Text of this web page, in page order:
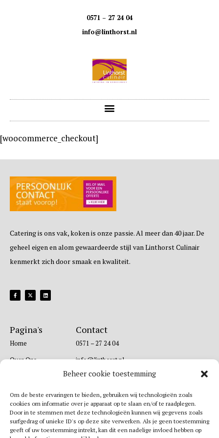
Beheer cookie toestemming
Om de beste ervaringen te bieden, gebruiken wij technologieën zoals
cookies om informatie over je apparaat op te slaan en/of te raadplegen.
Door in te stemmen met deze technologieën kunnen wij gegevens zoals
surfgedrag of unieke ID's op deze site verwerken. Als je geen toestemming
geeft of uw toestemming intrekt, kan dit een nadelige invloed hebben op
0571 – 27 24 04
info@linthorst.nl
[woocommerce_checkout]
Catering is ons vak, koken is onze passie. Al meer dan 40 jaar. De
geheel eigen en alom gewaardeerde stijl van Linthorst Culinair
kenmerkt zich door smaak en kwaliteit.
Pagina's
Home
Over Ons
Zakelijk
Catering
Locatie
Contact
0571 – 27 24 04
info@linthorst.nl
Rijksstraatweg 25 |
7391 MH Twello